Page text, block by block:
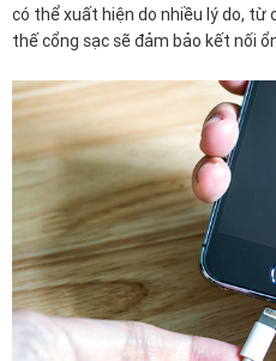
có thể xuất hiện do nhiều lý do, từ
thế cổng sạc sẽ đảm bảo kết nối